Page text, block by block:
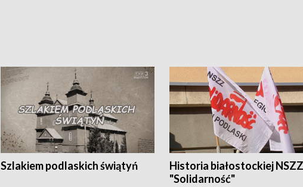
Szlakiem podlaskich świątyń
Historia białostockiej NSZZ
"Solidarność"